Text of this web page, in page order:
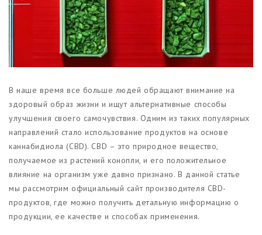
Какао и шоколад с CBD
В наше время все больше людей обращают внимание на
здоровый образ жизни и ищут альтернативные способы
улучшения своего самочувствия. Одним из таких популярных
направлений стало использование продуктов на основе
каннабидиола (CBD). CBD – это природное вещество,
получаемое из растений конопли, и его положительное
влияние на организм уже давно признано. В данной статье
мы рассмотрим официальный сайт производителя CBD-
продуктов, где можно получить детальную информацию о
продукции, ее качестве и способах применения.